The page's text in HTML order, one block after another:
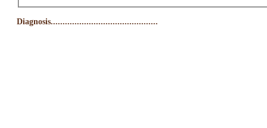
Diagnosis.............................................